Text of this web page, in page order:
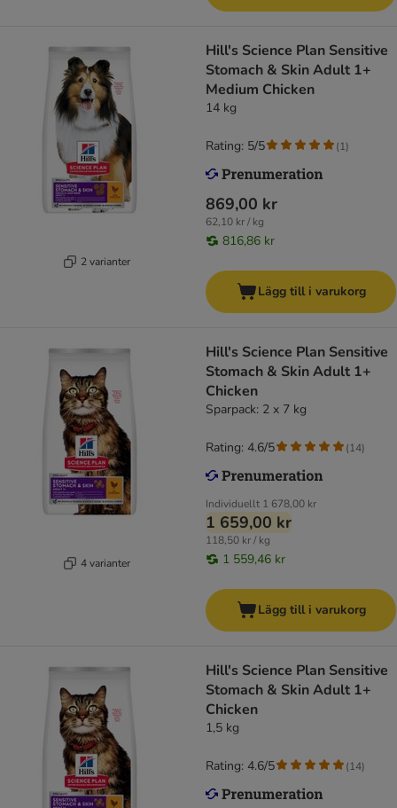
2 varianter
Hill's Science Plan Sensitive
Stomach & Skin Adult 1+
Medium Chicken
14 kg
869,00 kr
62,10 kr / kg
816,86 kr
Rating: 5/5 (1)
Lägg till i varukorg
4 varianter
Hill's Science Plan Sensitive
Stomach & Skin Adult 1+
Chicken
Sparpack: 2 x 7 kg
Individuellt 1 678,00 kr
1 659,00 kr
118,50 kr / kg
1 559,46 kr
Rating: 4.6/5 (14)
Lägg till i varukorg
Hill's Science Plan Sensitive
Stomach & Skin Adult 1+
Chicken
1,5 kg
Rating: 4.6/5 (14)